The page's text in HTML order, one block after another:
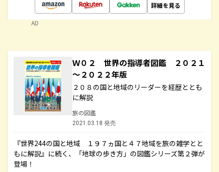
詳細を見る
AD
Ｗ０２ 世界の指導者図鑑 ２０２１
～２０２２年版
２０８の国と地域のリーダーを経歴ととも
に解説
旅の図鑑
2021.03.18 発売
『世界244の国と地域 １９７ヵ国と４７地域を旅の雑学とと
もに解説』に続く、「地球の歩き方」の図鑑シリーズ第２弾が
登場！